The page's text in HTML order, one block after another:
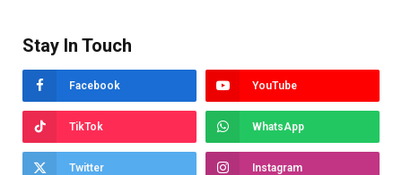
Stay In Touch
Facebook YouTube
TikTok WhatsApp
Twitter Instagram